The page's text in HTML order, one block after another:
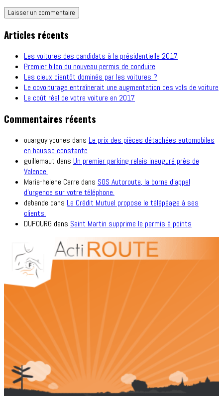
Articles récents
Les voitures des candidats à la présidentielle 2017
Premier bilan du nouveau permis de conduire
Les cieux bientôt dominés par les voitures ?
Le covoiturage entraînerait une augmentation des vols de voiture
Le coût réel de votre voiture en 2017
Commentaires récents
ouarguy younes dans Le prix des pièces détachées automobiles
en hausse constante
guillemaut dans Un premier parking relais inauguré près de
Valence.
Marie-helene Carre dans SOS Autoroute, la borne d’appel
d’urgence sur votre téléphone.
debande dans Le Crédit Mutuel propose le télépéage à ses
clients.
DUFOURG dans Saint Martin supprime le permis à points